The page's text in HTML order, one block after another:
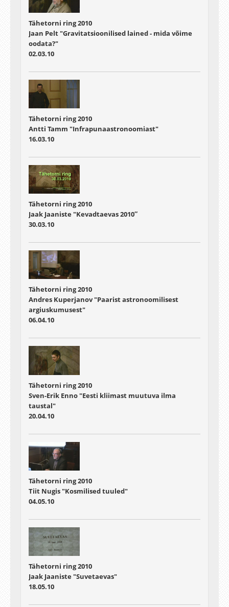
Tähetorni ring 2010
Jaan Pelt "Gravitatsioonilised lained - mida võime
oodata?"
02.03.10
Tähetorni ring 2010
Antti Tamm "Infrapunaastronoomiast"
16.03.10
Tähetorni ring 2010
Jaak Jaaniste "Kevadtaevas 2010″
30.03.10
Tähetorni ring 2010
Andres Kuperjanov "Paarist astronoomilisest
argiuskumusest"
06.04.10
Tähetorni ring 2010
Sven-Erik Enno "Eesti kliimast muutuva ilma
taustal"
20.04.10
Tähetorni ring 2010
Tiit Nugis "Kosmilised tuuled"
04.05.10
Tähetorni ring 2010
Jaak Jaaniste "Suvetaevas"
18.05.10